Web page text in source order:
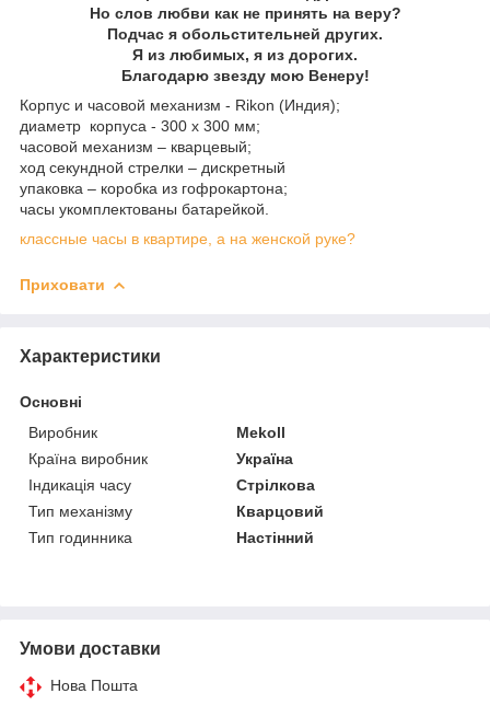
Но слов любви как не принять на веру?
Подчас я обольстительней других.
Я из любимых, я из дорогих.
Благодарю звезду мою Венеру!
Корпус и часовой механизм - Rikon (Индия);
диаметр корпуса - 300 х 300 мм;
часовой механизм – кварцевый;
ход секундной стрелки – дискретный
упаковка – коробка из гофрокартона;
часы укомплектованы батарейкой.
классные часы в квартире, а на женской руке?
Приховати
Характеристики
Основні
Виробник
Mekoll
Країна виробник
Україна
Індикація часу
Стрілкова
Тип механізму
Кварцовий
Тип годинника
Настінний
Умови доставки
Нова Пошта